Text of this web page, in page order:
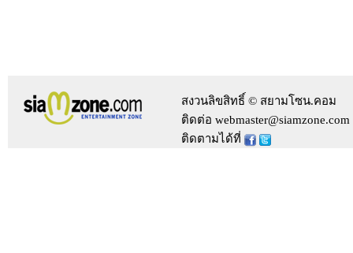
สงวนลิขสิทธิ์ © สยามโซน.คอม
ติดต่อ webmaster@siamzone.com
ติดตามได้ที่